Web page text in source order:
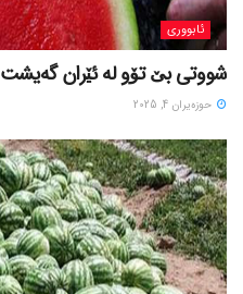
ئابووری
شووتی بێ تۆو لە ئێران گەیشت
حوزه‌یران 4, 2025